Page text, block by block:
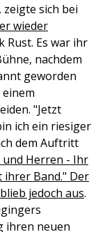
sich bei
wieder
Rust. Es war ihr
nachdem
geworden
"Jetzt
ich ein riesiger
dem Auftritt
Herren - Ihr
ihrer Band." Der
jedoch aus.
ihren neuen